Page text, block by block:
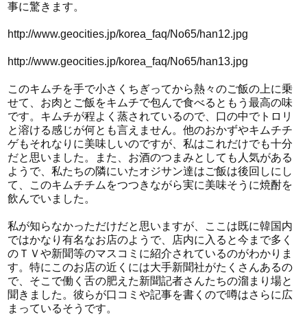
事に驚きます。
http://www.geocities.jp/korea_faq/No65/han12.jpg
http://www.geocities.jp/korea_faq/No65/han13.jpg
このキムチを手で小さくちぎってから熱々のご飯の上に乗
せて、お肉とご飯をキムチで包んで食べるともう最高の味
です。キムチが程よく蒸されているので、口の中でトロリ
と溶ける感じが何とも言えません。他のおかずやキムチチ
ゲもそれなりに美味しいのですが、私はこれだけでも十分
だと思いました。また、お酒のつまみとしても人気がある
ようで、私たちの隣にいたオジサン達はご飯は後回しにし
て、このキムチチムをつつきながら実に美味そうに焼酎を
飲んでいました。
私が知らなかっただけだと思いますが、ここは既に韓国内
ではかなり有名なお店のようで、店内に入ると今まで多く
のＴＶや新聞等のマスコミに紹介されているのがわかりま
す。特にこのお店の近くには大手新聞社がたくさんあるの
で、そこで働く舌の肥えた新聞記者さんたちの溜まり場と
聞きました。彼らが口コミや記事を書くので噂はさらに広
まっているそうです。